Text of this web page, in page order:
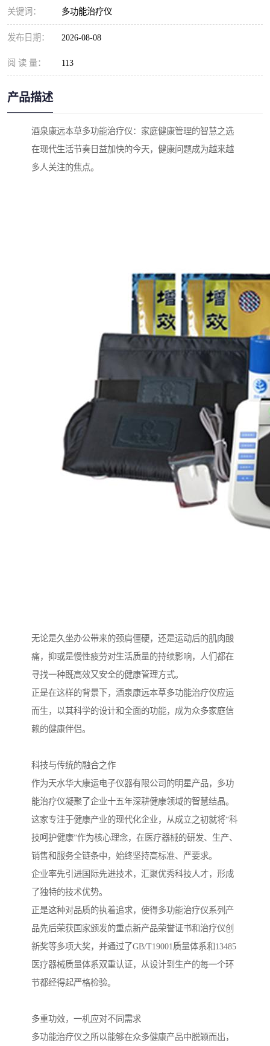
关键词： 多功能治疗仪
发布日期： 2026-08-08
阅 读 量： 113
产品描述
酒泉康远本草多功能治疗仪：家庭健康管理的智慧之选
在现代生活节奏日益加快的今天，健康问题成为越来越
多人关注的焦点。
无论是久坐办公带来的颈肩僵硬，还是运动后的肌肉酸
痛，抑或是慢性疲劳对生活质量的持续影响，人们都在
寻找一种既高效又安全的健康管理方式。
正是在这样的背景下，酒泉康远本草多功能治疗仪应运
而生，以其科学的设计和全面的功能，成为众多家庭信
赖的健康伴侣。
科技与传统的融合之作
作为天水华大康运电子仪器有限公司的明星产品，多功
能治疗仪凝聚了企业十五年深耕健康领域的智慧结晶。
这家专注于健康产业的现代化企业，从成立之初就将“科
技呵护健康”作为核心理念，在医疗器械的研发、生产、
销售和服务全链条中，始终坚持高标准、严要求。
企业率先引进国际先进技术，汇聚优秀科技人才，形成
了独特的技术优势。
正是这种对品质的执着追求，使得多功能治疗仪系列产
品先后荣获国家颁发的重点新产品荣誉证书和治疗仪创
新奖等多项大奖，并通过了GB/T19001质量体系和13485
医疗器械质量体系双重认证，从设计到生产的每一个环
节都经得起严格检验。
多重功效，一机应对不同需求
多功能治疗仪之所以能够在众多健康产品中脱颖而出，